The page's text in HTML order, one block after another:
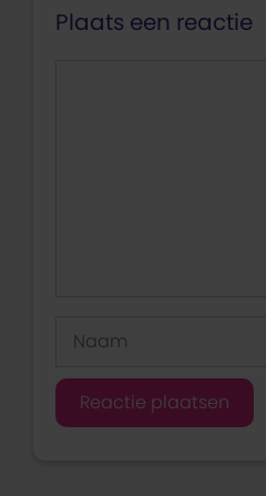
Plaats een reactie
Naam